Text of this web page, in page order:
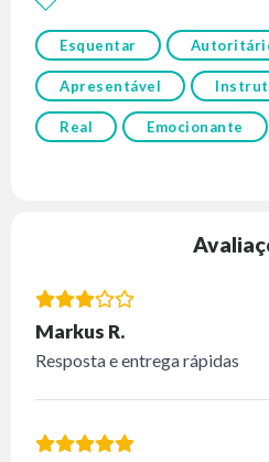
Esquentar
Apresentável
Real Emocionante
Markus R.
Resposta e entrega rápidas